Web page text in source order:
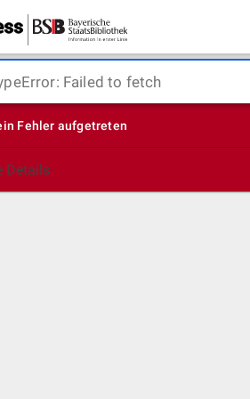
Failed to fetch
Fehler aufgetreten
Details